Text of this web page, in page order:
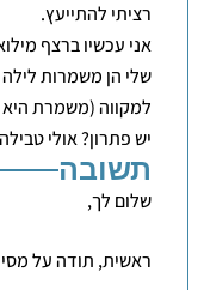
רציתי להתייעץ.
אני עכשיו ברצף
שלי הן משמרות
למקווה (משמרת היא ב19:30 עד
יש פתרון? אולי
תשובה
שלום לך,
ראשית, תודה על